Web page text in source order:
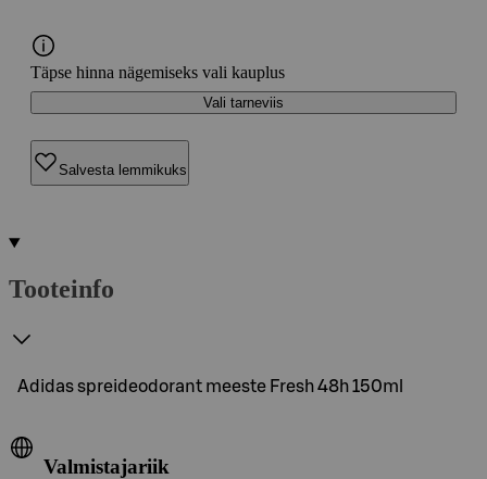
Täpse hinna nägemiseks vali kauplus
Vali tarneviis
Salvesta lemmikuks
Tooteinfo
Adidas spreideodorant meeste Fresh 48h 150ml
Valmistajariik